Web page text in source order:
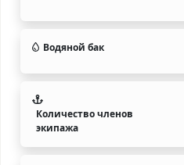
Водяной бак
Количество членов
экипажа